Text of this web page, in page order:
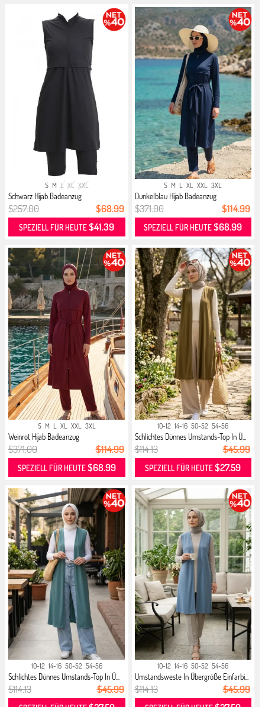
S M L XL XXL
Schwarz Hijab Badeanzug
$257.00 $68.99
SPEZIELL FÜR HEUTE$41.39
S M L XL XXL 3XL
Dunkelblau Hijab Badeanzug
$371.00 $114.99
SPEZIELL FÜR HEUTE$68.99
S M L XL XXL 3XL
Weinrot Hijab Badeanzug
$371.00 $114.99
SPEZIELL FÜR HEUTE$68.99
10-12 14-16 50-52 54-56
Schlichtes Dünnes Umstands-Top In Ü...
$114.13 $45.99
SPEZIELL FÜR HEUTE$27.59
10-12 14-16 50-52 54-56
Schlichtes Dünnes Umstands-Top In Ü...
$114.13 $45.99
10-12 14-16 50-52 54-56
Umstandsweste In Übergröße Einfarbi...
$114.13 $45.99